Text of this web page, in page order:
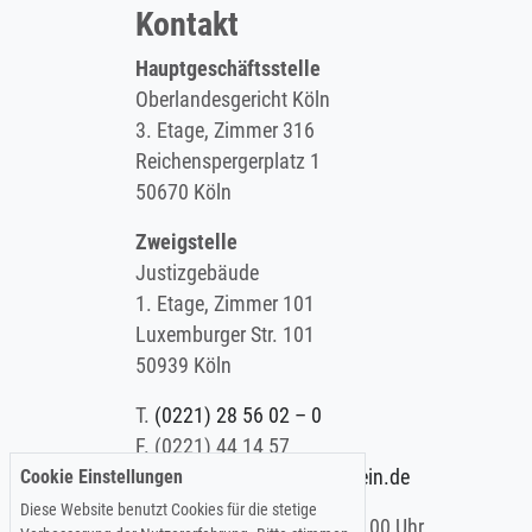
Kontakt
Hauptgeschäftsstelle
Oberlandesgericht Köln
3. Etage, Zimmer 316
Reichenspergerplatz 1
50670 Köln
Zweigstelle
Justizgebäude
1. Etage, Zimmer 101
Luxemburger Str. 101
50939 Köln
T. (0221) 28 56 02 – 0
F.(0221) 44 14 57
E.info@koelner-anwaltverein.de
Montag - Freitag: 9.00 – 15.00 Uhr
Cookie Einstellungen
Diese Website benutzt Cookies für die stetige